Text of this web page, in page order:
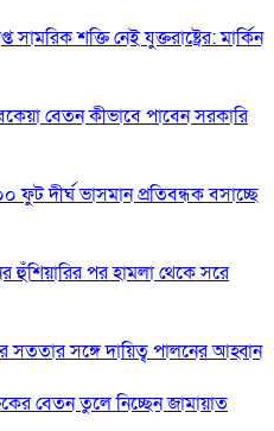
সামরিক শক্তি নেই যুক্তরাষ্ট্রের: মার্কিন
বেতন কীভাবে পাবেন সরকারি
ফুট দীর্ঘ ভাসমান প্রতিবন্ধক বসাচ্ছে
হুঁশিয়ারির পর হামলা থেকে সরে
সঙ্গে দায়িত্ব পালনের আহ্বান
বেতন তুলে নিচ্ছেন জামায়াত